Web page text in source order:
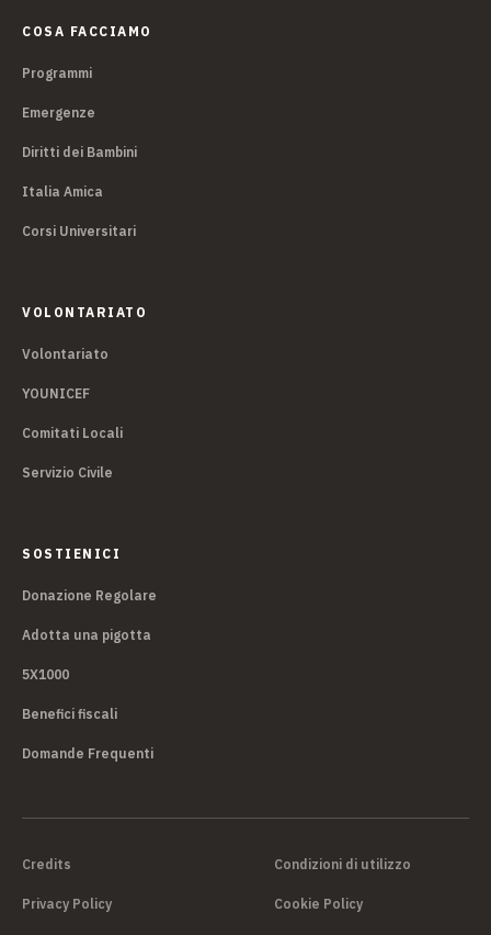
COSA FACCIAMO
Programmi
Emergenze
Diritti dei Bambini
Italia Amica
Corsi Universitari
VOLONTARIATO
Volontariato
YOUNICEF
Comitati Locali
Servizio Civile
SOSTIENICI
Donazione Regolare
Adotta una pigotta
5X1000
Benefici fiscali
Domande Frequenti
Credits Condizioni di utilizzo
Privacy Policy Cookie Policy